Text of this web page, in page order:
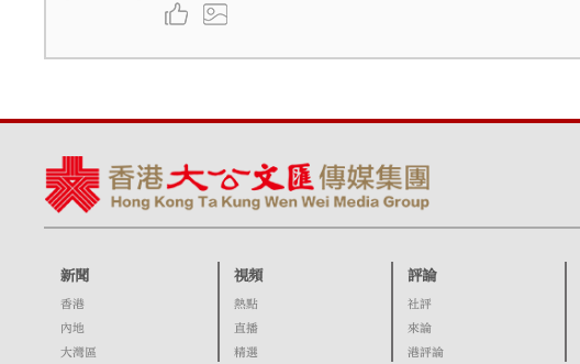
新聞
香港
內地
大灣區
視頻
熱點
直播
精選
評論
社評
來論
港評論